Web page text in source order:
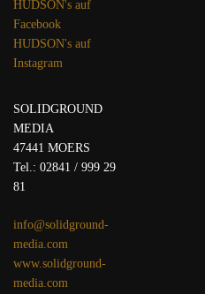
HUDSON's auf
Facebook
HUDSON's auf
Instagram
SOLIDGROUND
MEDIA
47441 MOERS
Tel.: 02841 / 999 29
81
info@solidground-
media.com
www.solidground-
media.com